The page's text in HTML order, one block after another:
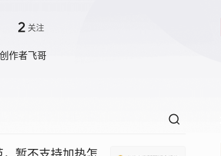
2 关注
作者飞哥